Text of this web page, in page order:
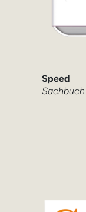
Speed
Sachbuch